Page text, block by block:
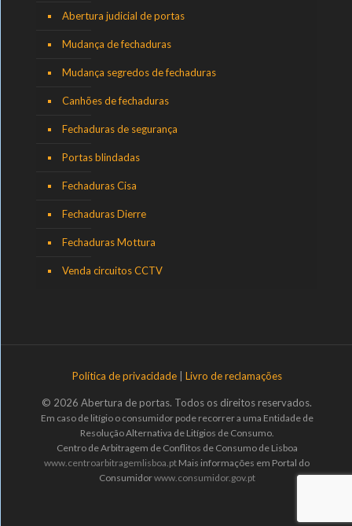
Abertura judicial de portas
Mudança de fechaduras
Mudança segredos de fechaduras
Canhões de fechaduras
Fechaduras de segurança
Portas blindadas
Fechaduras Cisa
Fechaduras Dierre
Fechaduras Mottura
Venda circuitos CCTV
Política de privacidade| Livro de reclamações
© 2026 Abertura de portas. Todos os direitos reservados.
Em caso de litígio o consumidor pode recorrer a uma Entidade de
Resolução Alternativa de Litígios de Consumo.
Centro de Arbitragem de Conflitos de Consumo de Lisboa
www.centroarbitragemlisboa.pt Mais informações em Portal do
Consumidorwww.consumidor.gov.pt